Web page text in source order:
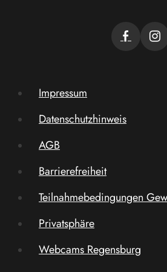
Impressum
Datenschutzhinweis
AGB
Barrierefreiheit
Teilnahmebedingungen
Privatsphäre
Webcams Regensburg